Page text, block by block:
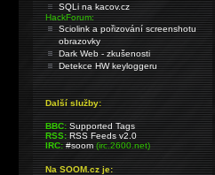
SQLi na kacov.cz
HackForum:
Sciolink a pořizování screenshotu
obrazovky
Dark Web - zkušenosti
Detekce HW keyloggeru
Další služby:
BBC: Supported Tags
RSS: RSS Feeds v2.0
IRC: #soom(irc.2600.net)
Na SOOM.cz je: